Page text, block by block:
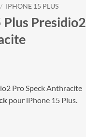
/ IPHONE 15 PLUS
Plus Presidio2
Pro Speck Anthracite
pour iPhone 15 Plus.